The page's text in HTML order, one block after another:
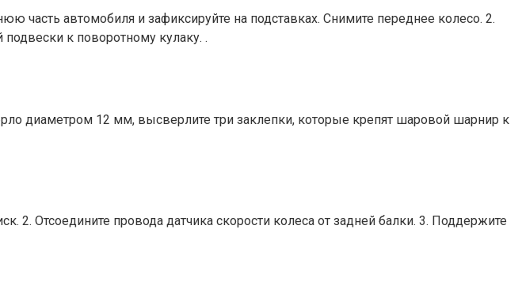
автомобиля и зафиксируйте на подставках. Снимите переднее колесо. 2.
к поворотному кулаку. .
диаметром 12 мм, высверлите три заклепки, которые крепят шаровой шарнир к
Отсоедините провода датчика скорости колеса от задней балки. 3. Поддержите